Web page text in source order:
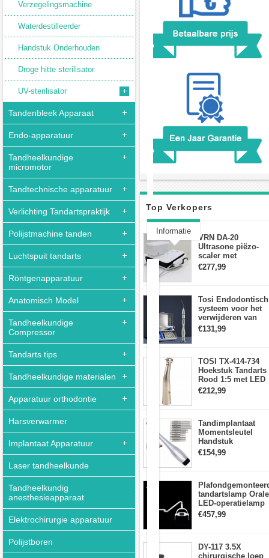
Verzegelingsmachine
Waterdestilleerder
Handstuk Onderhouden
Droge hitte sterilisator
UV-sterilisator
Tandenbleek Apparaat
Endo-apparatuur
Tandheelkundige
micromotor
Tandtechnische apparatuur
Verlichting Tandartspraktijk
Polijstmachine tanden
Luchtspuit tandarts
Röntgenapparatuur
Anatomisch Model
Tandheelkundige
Compressor
Tandarts tips
Tandheelkundige materialen
Apparatuur orthodontie
Harsverwarmer
Implantaat Apparatuur
Laser tandheelkunde
Tandheelkundig
anesthesieapparaat
Elektrochirurgie apparatuur
Polijstboren
Top Verkopers
VRN DA-20
Ultrasone piëzo-
scaler met
waterfles Fit EMS
draadloos
€277,99
Tosi Endodontisch
systeem voor het
verwijderen van
gebroken vijlen
€131,99
TOSI TX-414-734
Hoekstuk Tandarts
Rood 1:5 met LED
Licht Mini hoofd
€212,99
Tandimplantaat
Momentsleutel
Handstuk
Universele met 12
Schroevendraaiers
€154,99
tandartslamp Orale
LED-operatielamp
6 LED-lens met
€457,99
DY-117 3.5X
chirurgische loep
Informatie
Klantbeoordeling(0)
Staal
1.3L
Industrie
Ultrasone
Reiniger
Timer
Sieraden
Bril
Toepassing:
1.
Huishouden
De
doden
kiemen
schoon,
kan